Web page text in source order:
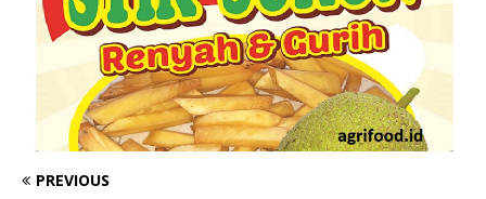
PREVIOUS